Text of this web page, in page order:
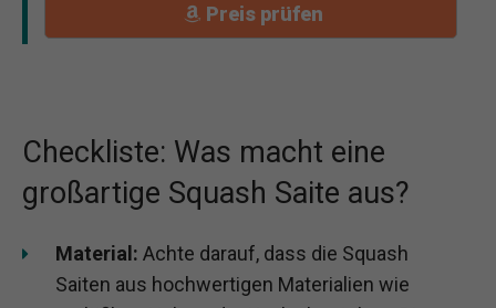
Preis prüfen
Checkliste: Was macht eine
großartige Squash Saite aus?
Material: Achte darauf, dass die Squash
Saiten aus hochwertigen Materialien wie